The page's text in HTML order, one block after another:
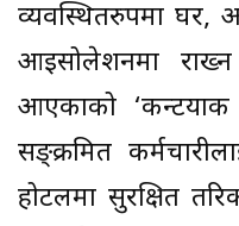
व्यवस्थितरुपमा घर,
आइसोलेशनमा राख्न
आएकाको
सङ्क्रमित
होटलमा सुरक्षित